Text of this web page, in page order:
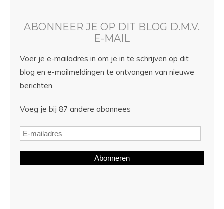
ABONNEER JE OP DIT BLOG D.M.V.
E-MAIL
Voer je e-mailadres in om je in te schrijven op dit
blog en e-mailmeldingen te ontvangen van nieuwe
berichten.
Voeg je bij 87 andere abonnees
Abonneren